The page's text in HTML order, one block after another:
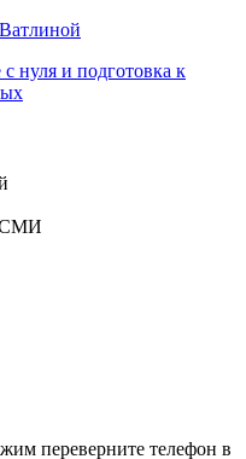
нуля и подготовка к
СМИ
переверните телефон в